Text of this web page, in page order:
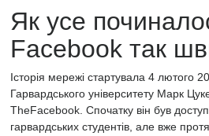
Як усе
Facebook так
Історія мережі стартувала 4 лютого
Гарвардського університету Марк
TheFacebook. Спочатку він був
гарвардських студентів, але вже